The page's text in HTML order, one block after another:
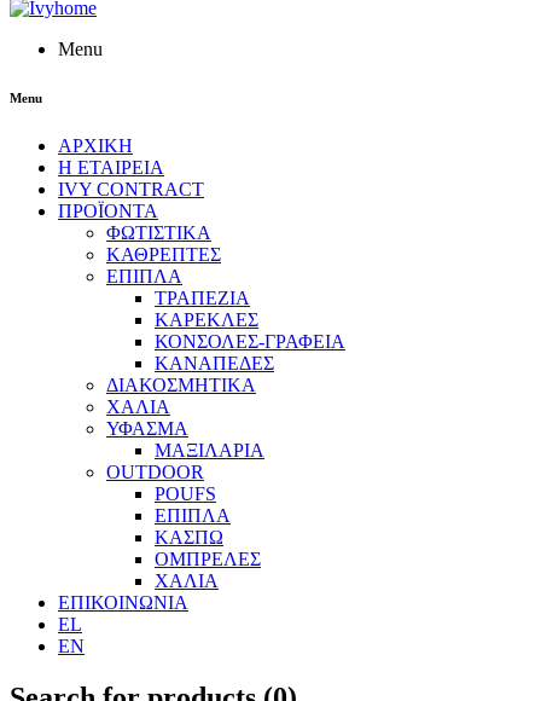
Menu
Menu
ΑΡΧΙΚΗ
Η ΕΤΑΙΡΕΙΑ
IVY CONTRACT
ΠΡΟΪΟΝΤΑ
ΦΩΤΙΣΤΙΚΑ
ΚΑΘΡΕΠΤΕΣ
ΕΠΙΠΛΑ
ΤΡΑΠΕΖΙΑ
ΚΑΡΕΚΛΕΣ
ΚΟΝΣΟΛΕΣ-ΓΡΑΦΕΙΑ
ΚΑΝΑΠΕΔΕΣ
ΔΙΑΚΟΣΜΗΤΙΚΑ
ΧΑΛΙΑ
ΥΦΑΣΜΑ
ΜΑΞΙΛΑΡΙΑ
OUTDOOR
POUFS
ΕΠΙΠΛΑ
ΚΑΣΠΩ
ΟΜΠΡΕΛΕΣ
ΧΑΛΙΑ
ΕΠΙΚΟΙΝΩΝΙΑ
EL
EN